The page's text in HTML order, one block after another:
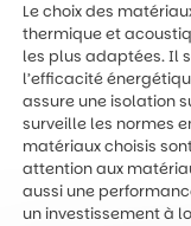
Le choix des
thermique et
les plus adaptées. Il
l’efficacité
assure une isolation
surveille les normes
matériaux choisis
attention aux
aussi une
un investissement à